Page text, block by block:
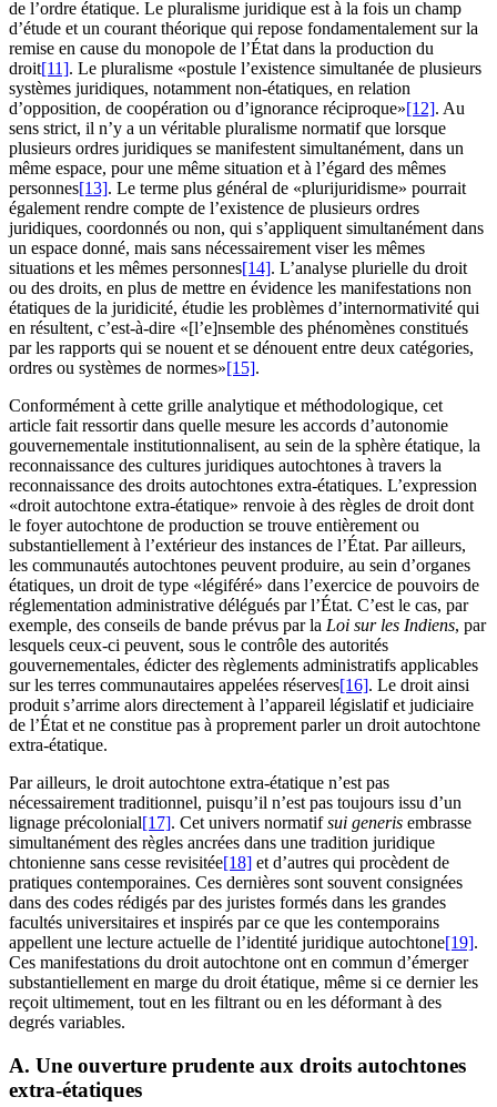
de l’ordre étatique. Le pluralisme juridique est à la fois un champ
d’étude et un courant théorique qui repose fondamentalement sur la
remise en cause du monopole de l’État dans la production du
droit[11]. Le pluralisme «postule l’existence simultanée de plusieurs
systèmes juridiques, notamment non-étatiques, en relation
d’opposition, de coopération ou d’ignorance réciproque»[12]. Au
sens strict, il n’y a un véritable pluralisme normatif que lorsque
plusieurs ordres juridiques se manifestent simultanément, dans un
même espace, pour une même situation et à l’égard des mêmes
personnes[13]. Le terme plus général de «plurijuridisme» pourrait
également rendre compte de l’existence de plusieurs ordres
juridiques, coordonnés ou non, qui s’appliquent simultanément dans
un espace donné, mais sans nécessairement viser les mêmes
situations et les mêmes personnes[14]. L’analyse plurielle du droit
ou des droits, en plus de mettre en évidence les manifestations non
étatiques de la juridicité, étudie les problèmes d’internormativité qui
en résultent, c’est-à-dire «[l’e]nsemble des phénomènes constitués
par les rapports qui se nouent et se dénouent entre deux catégories,
ordres ou systèmes de normes»[15].
Conformément à cette grille analytique et méthodologique, cet
article fait ressortir dans quelle mesure les accords d’autonomie
gouvernementale institutionnalisent, au sein de la sphère étatique, la
reconnaissance des cultures juridiques autochtones à travers la
reconnaissance des droits autochtones extra-étatiques. L’expression
«droit autochtone extra-étatique» renvoie à des règles de droit dont
le foyer autochtone de production se trouve entièrement ou
substantiellement à l’extérieur des instances de l’État. Par ailleurs,
les communautés autochtones peuvent produire, au sein d’organes
étatiques, un droit de type «légiféré» dans l’exercice de pouvoirs de
réglementation administrative délégués par l’État. C’est le cas, par
exemple, des conseils de bande prévus par la Loi sur les Indiens, par
lesquels ceux-ci peuvent, sous le contrôle des autorités
gouvernementales, édicter des règlements administratifs applicables
sur les terres communautaires appelées réserves[16]. Le droit ainsi
produit s’arrime alors directement à l’appareil législatif et judiciaire
de l’État et ne constitue pas à proprement parler un droit autochtone
extra-étatique.
Par ailleurs, le droit autochtone extra-étatique n’est pas
nécessairement traditionnel, puisqu’il n’est pas toujours issu d’un
lignage précolonial[17]. Cet univers normatifsui generis embrasse
simultanément des règles ancrées dans une tradition juridique
chtonienne sans cesse revisitée[18] et d’autres qui procèdent de
pratiques contemporaines. Ces dernières sont souvent consignées
dans des codes rédigés par des juristes formés dans les grandes
facultés universitaires et inspirés par ce que les contemporains
appellent une lecture actuelle de l’identité juridique autochtone[19].
Ces manifestations du droit autochtone ont en commun d’émerger
substantiellement en marge du droit étatique, même si ce dernier les
reçoit ultimement, tout en les filtrant ou en les déformant à des
degrés variables.
A. Une ouverture prudente aux droits autochtones
extra-étatiques